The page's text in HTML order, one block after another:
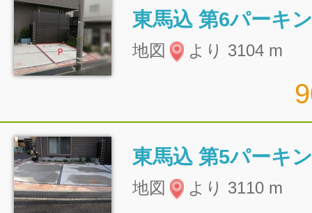
東馬込 第6パーキ
地図 より 3104 m
東馬込 第5パーキ
地図 より 3110 m